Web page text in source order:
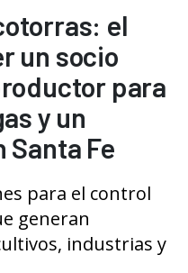
el
un socio
para
y un
Fe
para el control
generan
industrias y